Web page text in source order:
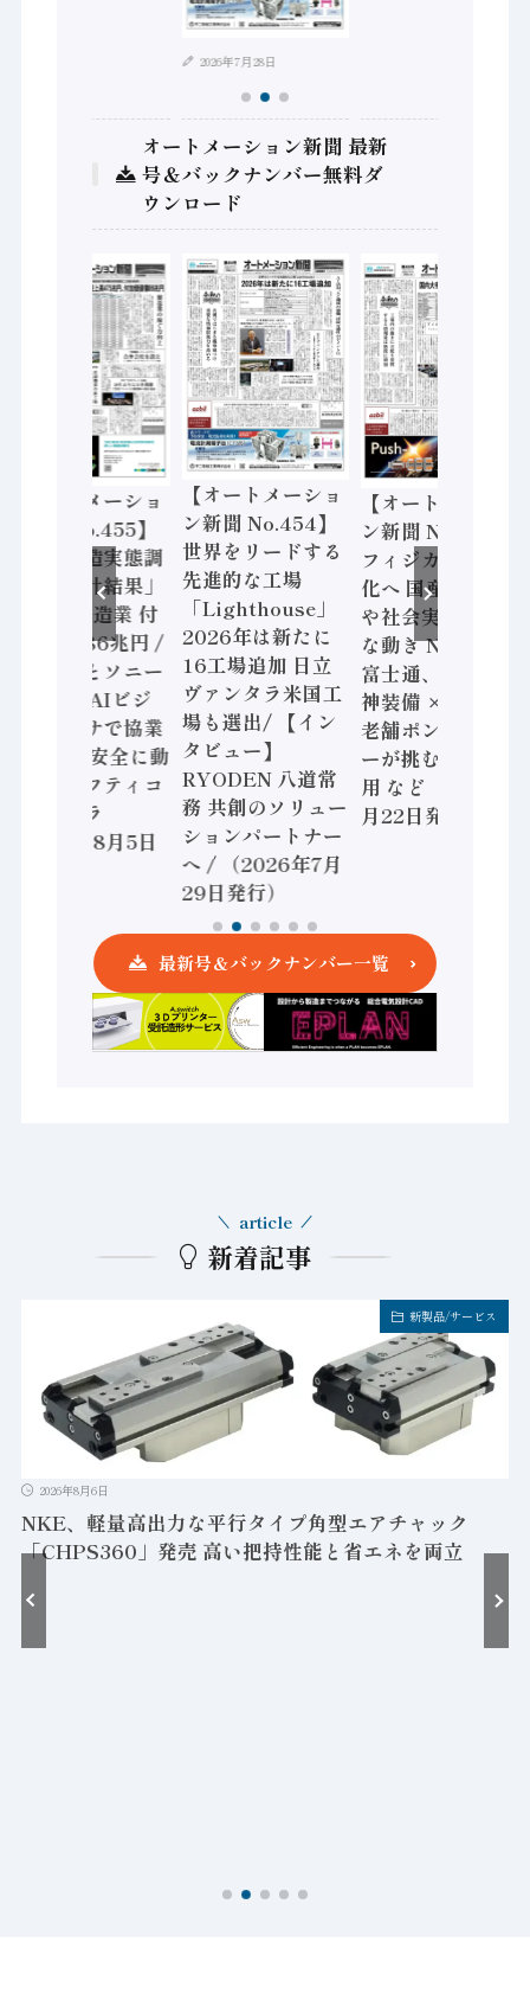
2026年7月28日
オートメーション新聞 最新
号＆バックナンバー無料ダ
ウンロード
【オートメーショ
ン新聞 No.455】
「経済構造実態調
査二次集計結果」
2024年製造業 付
加価値額86兆円 /
三菱電機とソニー
セミコン AIビジ
ョンセンサで協業
/ IDEC、安全に動
かすセーフティコ
ントローラ
（2026年8月5日
【オートメーショ
ン新聞 No.454】
世界をリードする
先進的な工場
「Lighthouse」
2026年は新たに
16工場追加 日立
ヴァンタラ米国工
場も選出/ 【イン
タビュー】
RYODEN 八道常
務 共創のソリュー
ションパートナー
へ / （2026年7月
29日発行）
【オートメーショ
ン新聞 No.453】
フィジカルAI本格
化へ 国産AI開発
や社会実装に活発
な動き Noetra、
富士通、日立 / 兵
神装備 × HMS、
老舗ポンプメーカ
ーが挑むデータ活
用 など（2026年7
月22日発行）
最新号＆バックナンバー一覧
新着記事
article
新製品/サービス
2026年8月6日
NKE、軽量高出力な平行タイプ角型エアチャック
「CHPS360」発売 高い把持性能と省エネを両立